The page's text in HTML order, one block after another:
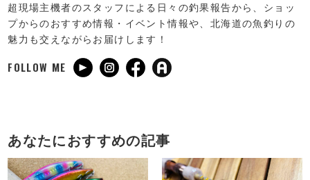
超現場主機者のスタッフによる日々の釣果報告から、ショッ
プからのおすすめ情報・イベント情報や、北海道の魚釣りの
魅力も交えながらお届けします！
FOLLOW ME
あなたにおすすめの記事